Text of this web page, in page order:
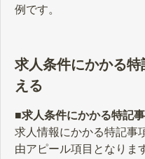
例です。
求人条件にかかる
える
■求人条件にかかる特記
求人情報にかかる特記事
由アピール項目となりま